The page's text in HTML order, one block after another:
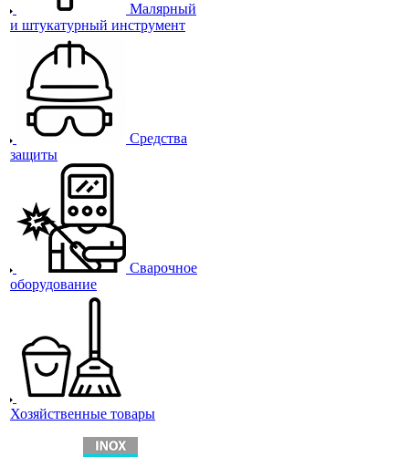
Малярный
и штукатурный инструмент
Средства
защиты
Сварочное
оборудование
Хозяйственные товары